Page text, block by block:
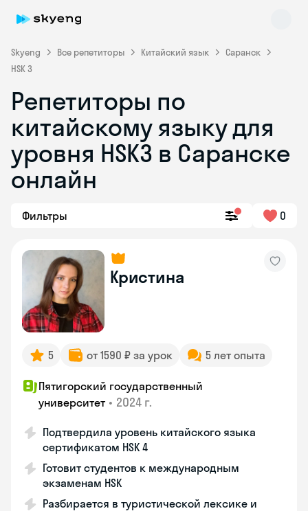
Skyeng Все репетиторы Китайский язык
Саранск
HSK 3
Репетиторы по
китайскому языку для
уровня HSK3 в Саранске
онлайн
Фильтры 0
Кристина
5 от 1590 ₽ за урок 5 лет опыта
Пятигорский государственный
университет • 2024 г.
Подтвердила уровень китайского языка
сертификатом HSK 4
Готовит студентов к международным
экзаменам HSK
Разбирается в туристической лексике и
Skyeng Chat